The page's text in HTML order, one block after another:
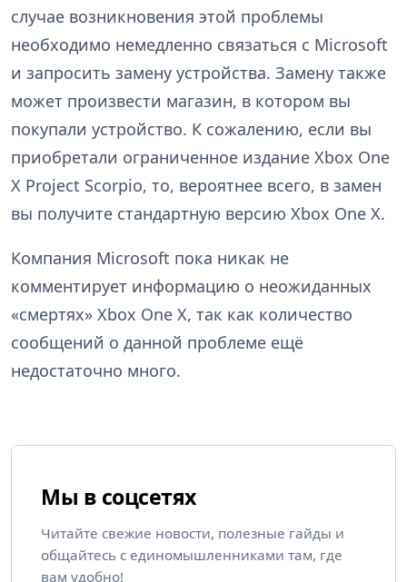
случае возникновения этой проблемы
необходимо немедленно связаться с Microsoft
и запросить замену устройства. Замену также
может произвести магазин, в котором вы
покупали устройство. К сожалению, если вы
приобретали ограниченное издание Xbox One
X Project Scorpio, то, вероятнее всего, в замен
вы получите стандартную версию Xbox One X.
Компания Microsoft пока никак не
комментирует информацию о неожиданных
«смертях» Xbox One X, так как количество
сообщений о данной проблеме ещё
недостаточно много.
Мы в соцсетях
Читайте свежие новости, полезные гайды и
общайтесь с единомышленниками там, где
вам удобно!